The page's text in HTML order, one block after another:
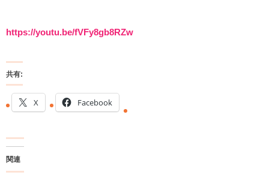
https://youtu.be/fVFy8gb8RZw
共有:
X Facebook
関連